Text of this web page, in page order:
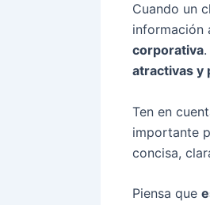
Cuando un
información
corporativa
atractivas y
Ten en
importante
concisa,
Piensa que